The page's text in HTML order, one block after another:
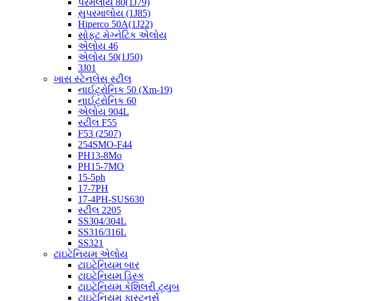
પરમલોય 80(1J79)
સુપરમાલોય (1J85)
Hiperco 50A(1J22)
સોફ્ટ મેગ્નેટિક એલોય
એલોય 46
એલોય 50(1J50)
3J01
ખાસ સ્ટેનલેસ સ્ટીલ
નાઈટ્રોનિક 50 (Xm-19)
નાઈટ્રોનિક 60
એલોય 904L
સ્ટીલ F55
F53 (2507)
254SMO-F44
PH13-8Mo
PH15-7MO
15-5ph
17-7PH
17-4PH-SUS630
સ્ટીલ 2205
SS304/304L
SS316/316L
SS321
ટાઇટેનિયમ એલોય
ટાઇટેનિયમ બાર
ટાઇટેનિયમ ડિસ્ક
ટાઇટેનિયમ કેશિલરી ટ્યુબ
ટાઇટેનિયમ ફાસ્ટનર્સ